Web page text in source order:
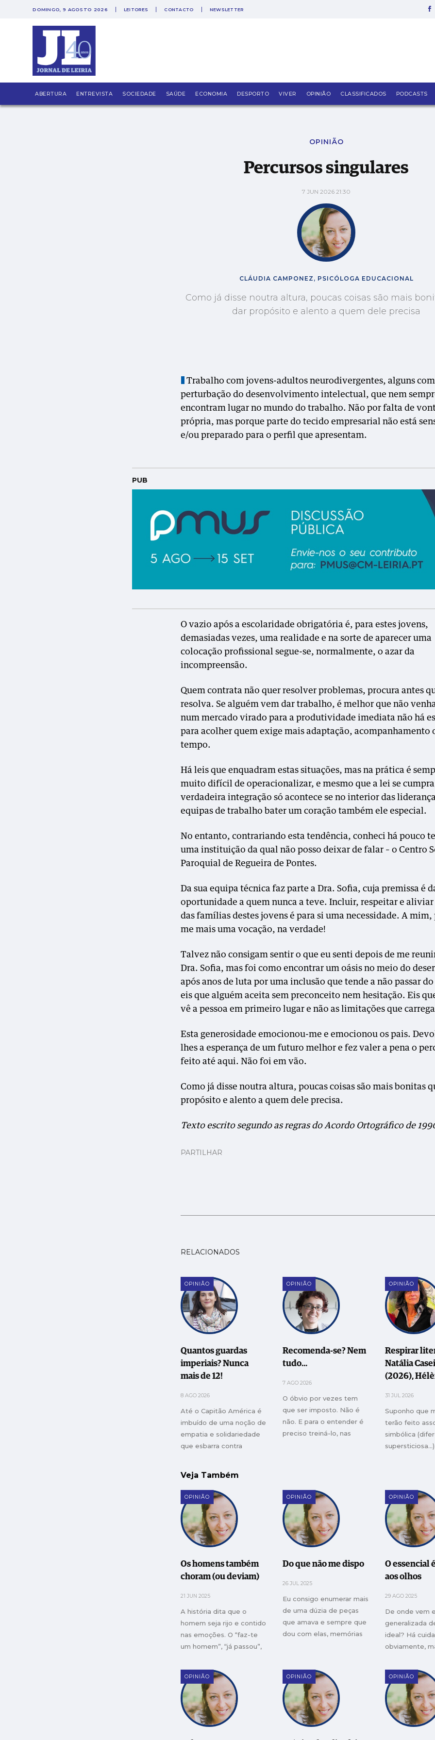
DOMINGO, 9 AGOSTO 2026 LEITORES CONTACTO NEWSLETTER
ABERTURA ENTREVISTA SOCIEDADE SAÚDE ECONOMIA DESPORTO VIVER OPINIÃO CLASSIFICADOS PODCASTS
Percursos singulares
OPINIÃO
Percursos singulares
7 JUN 2026 21:30
CLÁUDIA CAMPONEZ, PSICÓLOGA EDUCACIONAL
Como já disse noutra altura, poucas coisas são mais
dar propósito e alento a quem dele precisa
Trabalho com jovens-adultos neurodivergentes, alguns com
perturbação do desenvolvimento intelectual, que nem
encontram lugar no mundo do trabalho. Não por falta de
própria, mas porque parte do tecido empresarial não está
e/ou preparado para o perfil que apresentam.
PUB
O vazio após a escolaridade obrigatória é, para estes jovens,
demasiadas vezes, uma realidade e na sorte de aparecer uma
colocação profissional segue-se, normalmente, o azar da
incompreensão.
Quem contrata não quer resolver problemas, procura antes
resolva. Se alguém vem dar trabalho, é melhor que não
num mercado virado para a produtividade imediata não há
para acolher quem exige mais adaptação, acompanhamento
tempo.
Há leis que enquadram estas situações, mas na prática é
muito difícil de operacionalizar, e mesmo que a lei se
verdadeira integração só acontece se no interior das
equipas de trabalho bater um coração também ele especial.
No entanto, contrariando esta tendência, conheci há pouco
uma instituição da qual não posso deixar de falar – o Centro
Paroquial de Regueira de Pontes.
Da sua equipa técnica faz parte a Dra. Sofia, cuja premissa é
oportunidade a quem nunca a teve. Incluir, respeitar e aliviar
das famílias destes jovens é para si uma necessidade. A mim,
me mais uma vocação, na verdade!
Talvez não consigam sentir o que eu senti depois de me
Dra. Sofia, mas foi como encontrar um oásis no meio do
após anos de luta por uma inclusão que tende a não passar
eis que alguém aceita sem preconceito nem hesitação. Eis
vê a pessoa em primeiro lugar e não as limitações que
Esta generosidade emocionou-me e emocionou os pais.
lhes a esperança de um futuro melhor e fez valer a pena o
feito até aqui. Não foi em vão.
Como já disse noutra altura, poucas coisas são mais bonitas
propósito e alento a quem dele precisa.
Texto escrito segundo as regras do Acordo Ortográfico de
PARTILHAR
RELACIONADOS
OPINIÃO
Quantos guardas
imperiais? Nunca
mais de 12!
8 AGO 2026
Até o Capitão América é
imbuído de uma noção de
empatia e solidariedade
que esbarra contra
num armazém da Amazon
OPINIÃO
Recomenda-se? Nem
tudo...
7 AGO 2026
O óbvio por vezes tem
que ser imposto. Não é
não. E para o entender é
preciso treiná-lo, nas
OPINIÃO
Respirar
Natália
(2026),
austera
pulsões da
31 JUL 2026
Suponho que
terão feito
simbólica
nos
para uma
forjada pelas
habitantes do
devastado
território de
forja é a arte
Veja Também
OPINIÃO
Os homens também
choram (ou deviam)
21 JUN 2025
A história dita que o
homem seja rijo e contido
nas emoções. O “faz-te
um homem”, “já passou”,
ouvem por aí
OPINIÃO
Do que não me dispo
26 JUL 2025
Eu consigo enumerar mais
de uma dúzia de peças
que amava e sempre que
dou com elas, memórias
OPINIÃO
O essencial
aos olhos
29 AGO 2025
De onde vem
generalizada
ideal? Há
obviamente,
OPINIÃO OPINIÃO OPINIÃO